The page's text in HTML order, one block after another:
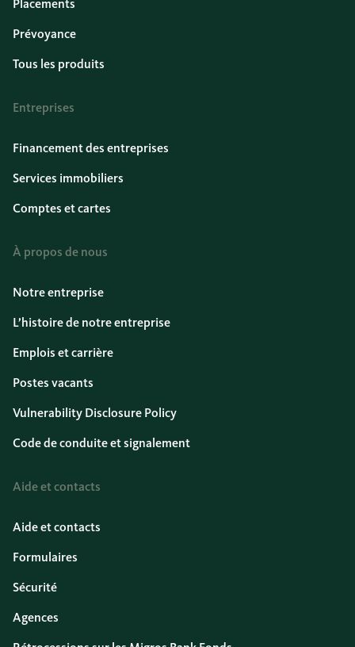
Placements
Prévoyance
Tous les produits
Entreprises
Financement des entreprises
Services immobiliers
Comptes et cartes
À propos de nous
Notre entreprise
L’histoire de notre entreprise
Emplois et carrière
Postes vacants
Vulnerability Disclosure Policy
Code de conduite et signalement
Aide et contacts
Aide et contacts
Formulaires
Sécurité
Agences